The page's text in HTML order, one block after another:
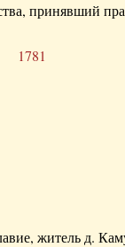
принявший
1781
житель д.